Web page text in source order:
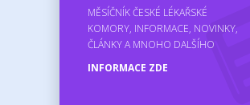
MĚSÍČNÍK ČESKÉ LÉKAŘSKÉ
KOMORY, INFORMACE, NOVINKY,
ČLÁNKY A MNOHO DALŠÍHO
INFORMACE ZDE